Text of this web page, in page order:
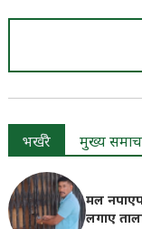
भर्खरै मुख्य
मल
लगाए